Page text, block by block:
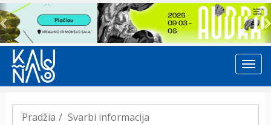
Previous
Pradžia
Svarbi informacija